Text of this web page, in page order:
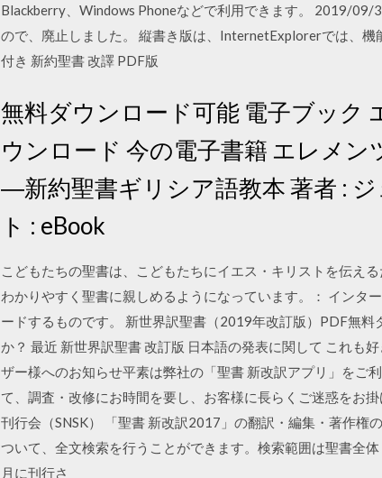
Blackberry、Windows Phoneなどで利用できます。 2019/
ので、廃止しました。 縦書き版は、InternetExplorerでは、
付き 新約聖書 改譯 PDF版
無料ダウンロード可能 電子ブック
ウンロード 今の電子書籍 エレメ
―新約聖書ギリシア語教本 著者 :
ト : eBook
こどもたちの聖書は、こどもたちにイエス・キリストを伝え
わかりやすく聖書に親しめるようになっています。： インタ
ードするものです。 新世界訳聖書（2019年改訂版）PDF無
か？ 最近 新世界訳聖書 改訂版 日本語の発表に関して これも
ザー様へのお知らせ平素は弊社の「聖書 新改訳アプリ」をご
て、調査・改修にお時間を要し、お客様に長らくご迷惑をお
刊行会（SNSK） 「聖書 新改訳2017」の翻訳・編集・著作権
ついて、全文検索を行うことができます。検索範囲は聖書全
月に刊行さ